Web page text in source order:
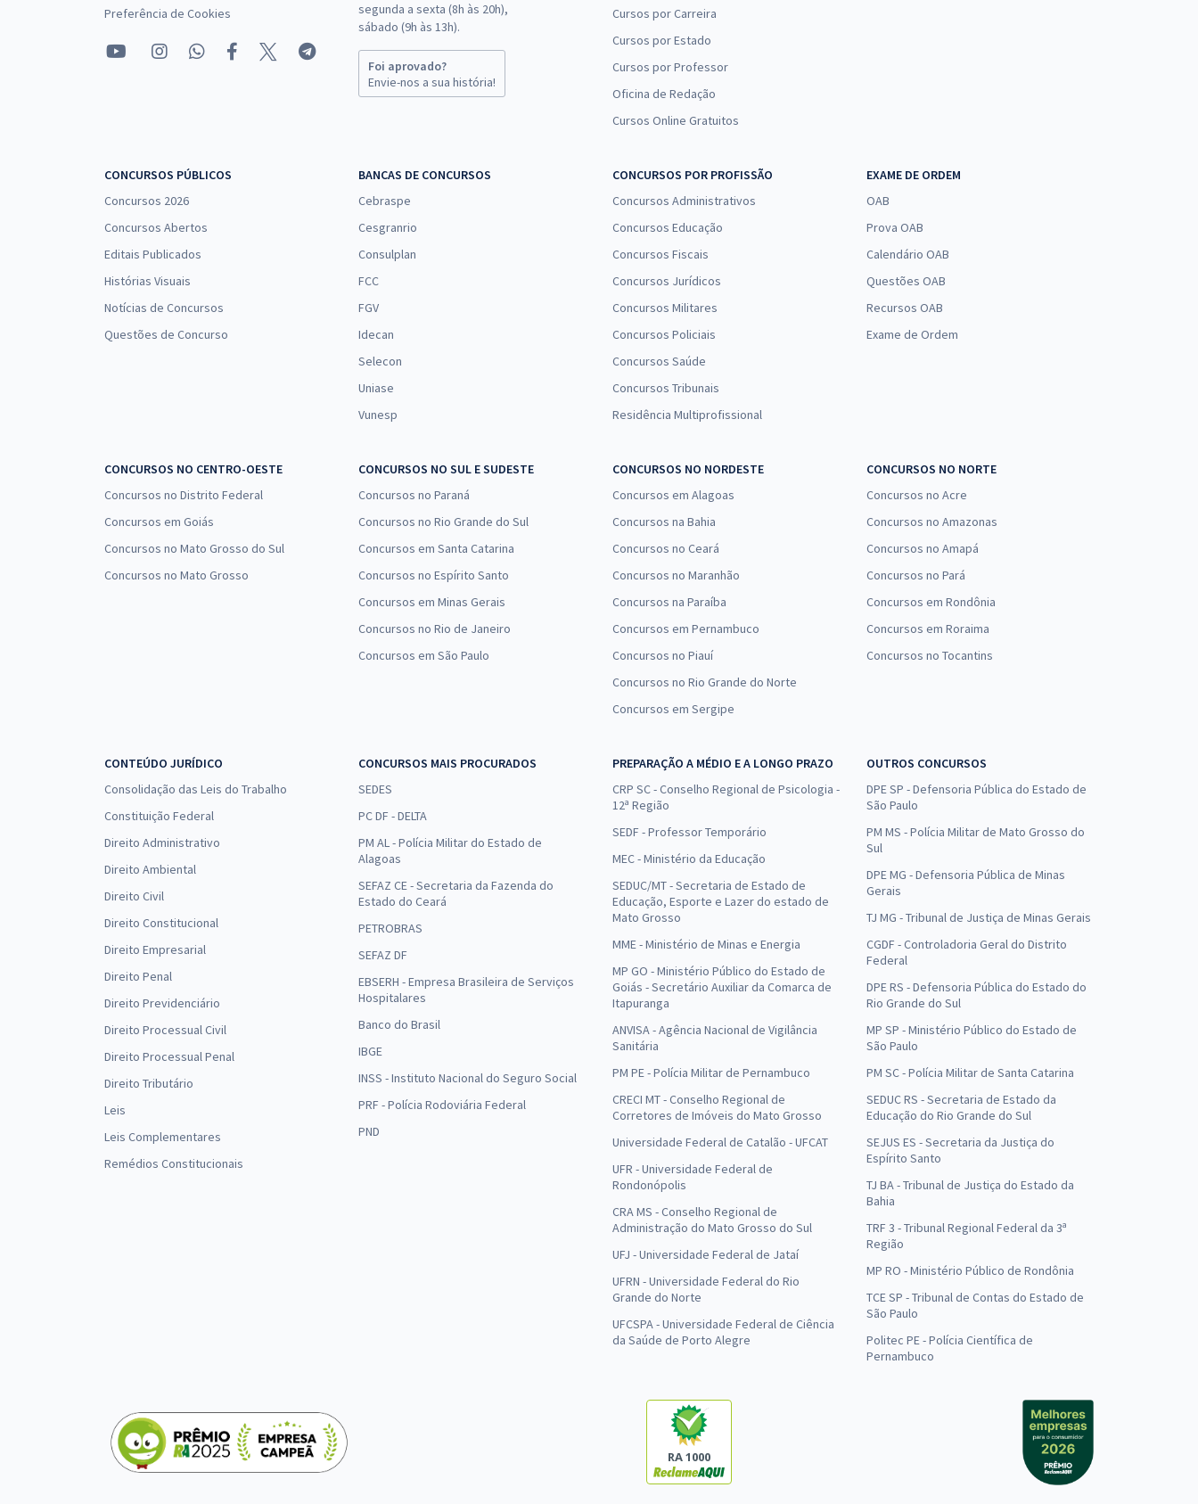
Preferência de Cookies
segunda a sexta (8h às 20h),
sábado (9h às 13h).
Foi aprovado?
Envie-nos a sua história!
Cursos por Carreira
Cursos por Estado
Cursos por Professor
Oficina de Redação
Cursos Online Gratuitos
CONCURSOS PÚBLICOS
Concursos 2026
Concursos Abertos
Editais Publicados
Histórias Visuais
Notícias de Concursos
Questões de Concurso
BANCAS DE CONCURSOS
Cebraspe
Cesgranrio
Consulplan
FCC
FGV
Idecan
Selecon
Uniase
Vunesp
CONCURSOS POR PROFISSÃO
Concursos Administrativos
Concursos Educação
Concursos Fiscais
Concursos Jurídicos
Concursos Militares
Concursos Policiais
Concursos Saúde
Concursos Tribunais
Residência Multiprofissional
EXAME DE ORDEM
OAB
Prova OAB
Calendário OAB
Questões OAB
Recursos OAB
Exame de Ordem
CONCURSOS NO CENTRO-OESTE
Concursos no Distrito Federal
Concursos em Goiás
Concursos no Mato Grosso do Sul
Concursos no Mato Grosso
CONCURSOS NO SUL E SUDESTE
Concursos no Paraná
Concursos no Rio Grande do Sul
Concursos em Santa Catarina
Concursos no Espírito Santo
Concursos em Minas Gerais
Concursos no Rio de Janeiro
Concursos em São Paulo
CONCURSOS NO NORDESTE
Concursos em Alagoas
Concursos na Bahia
Concursos no Ceará
Concursos no Maranhão
Concursos na Paraíba
Concursos em Pernambuco
Concursos no Piauí
Concursos no Rio Grande do Norte
Concursos em Sergipe
CONCURSOS NO NORTE
Concursos no Acre
Concursos no Amazonas
Concursos no Amapá
Concursos no Pará
Concursos em Rondônia
Concursos em Roraima
Concursos no Tocantins
CONTEÚDO JURÍDICO
Consolidação das Leis do Trabalho
Constituição Federal
Direito Administrativo
Direito Ambiental
Direito Civil
Direito Constitucional
Direito Empresarial
Direito Penal
Direito Previdenciário
Direito Processual Civil
Direito Processual Penal
Direito Tributário
Leis
Leis Complementares
Remédios Constitucionais
CONCURSOS MAIS PROCURADOS
SEDES
PC DF - DELTA
PM AL - Polícia Militar do Estado de
Alagoas
SEFAZ CE - Secretaria da Fazenda do
Estado do Ceará
PETROBRAS
SEFAZ DF
EBSERH - Empresa Brasileira de Serviços
Hospitalares
Banco do Brasil
IBGE
INSS - Instituto Nacional do Seguro Social
PRF - Polícia Rodoviária Federal
PND
PREPARAÇÃO A MÉDIO E A LONGO PRAZO
CRP SC - Conselho Regional de Psicologia -
12ª Região
SEDF - Professor Temporário
MEC - Ministério da Educação
SEDUC/MT - Secretaria de Estado de
Educação, Esporte e Lazer do estado de
Mato Grosso
MME - Ministério de Minas e Energia
MP GO - Ministério Público do Estado de
Goiás - Secretário Auxiliar da Comarca de
Itapuranga
ANVISA - Agência Nacional de Vigilância
Sanitária
PM PE - Polícia Militar de Pernambuco
CRECI MT - Conselho Regional de
Corretores de Imóveis do Mato Grosso
Universidade Federal de Catalão - UFCAT
UFR - Universidade Federal de
Rondonópolis
CRA MS - Conselho Regional de
Administração do Mato Grosso do Sul
UFJ - Universidade Federal de Jataí
UFRN - Universidade Federal do Rio
Grande do Norte
UFCSPA - Universidade Federal de Ciência
da Saúde de Porto Alegre
OUTROS CONCURSOS
DPE SP - Defensoria Pública do Estado de
São Paulo
PM MS - Polícia Militar de Mato Grosso do
Sul
DPE MG - Defensoria Pública de Minas
Gerais
TJ MG - Tribunal de Justiça de Minas Gerais
CGDF - Controladoria Geral do Distrito
Federal
DPE RS - Defensoria Pública do Estado do
Rio Grande do Sul
MP SP - Ministério Público do Estado de
São Paulo
PM SC - Polícia Militar de Santa Catarina
SEDUC RS - Secretaria de Estado da
Educação do Rio Grande do Sul
SEJUS ES - Secretaria da Justiça do
Espírito Santo
TJ BA - Tribunal de Justiça do Estado da
Bahia
TRF 3 - Tribunal Regional Federal da 3ª
Região
MP RO - Ministério Público de Rondônia
TCE SP - Tribunal de Contas do Estado de
São Paulo
Politec PE - Polícia Científica de
Pernambuco
RA 1000